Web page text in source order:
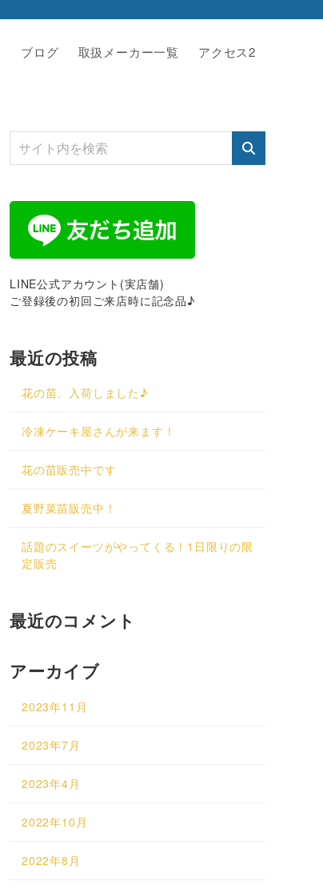
ブログ 取扱メーカー一覧 アクセス2
LINE公式アカウント(実店舗)
ご登録後の初回ご来店時に記念品♪
最近の投稿
花の苗、入荷しました♪
冷凍ケーキ屋さんが来ます！
花の苗販売中です
夏野菜苗販売中！
話題のスイーツがやってくる！1日限りの限
定販売
最近のコメント
アーカイブ
2023年11月
2023年7月
2023年4月
2022年10月
2022年8月